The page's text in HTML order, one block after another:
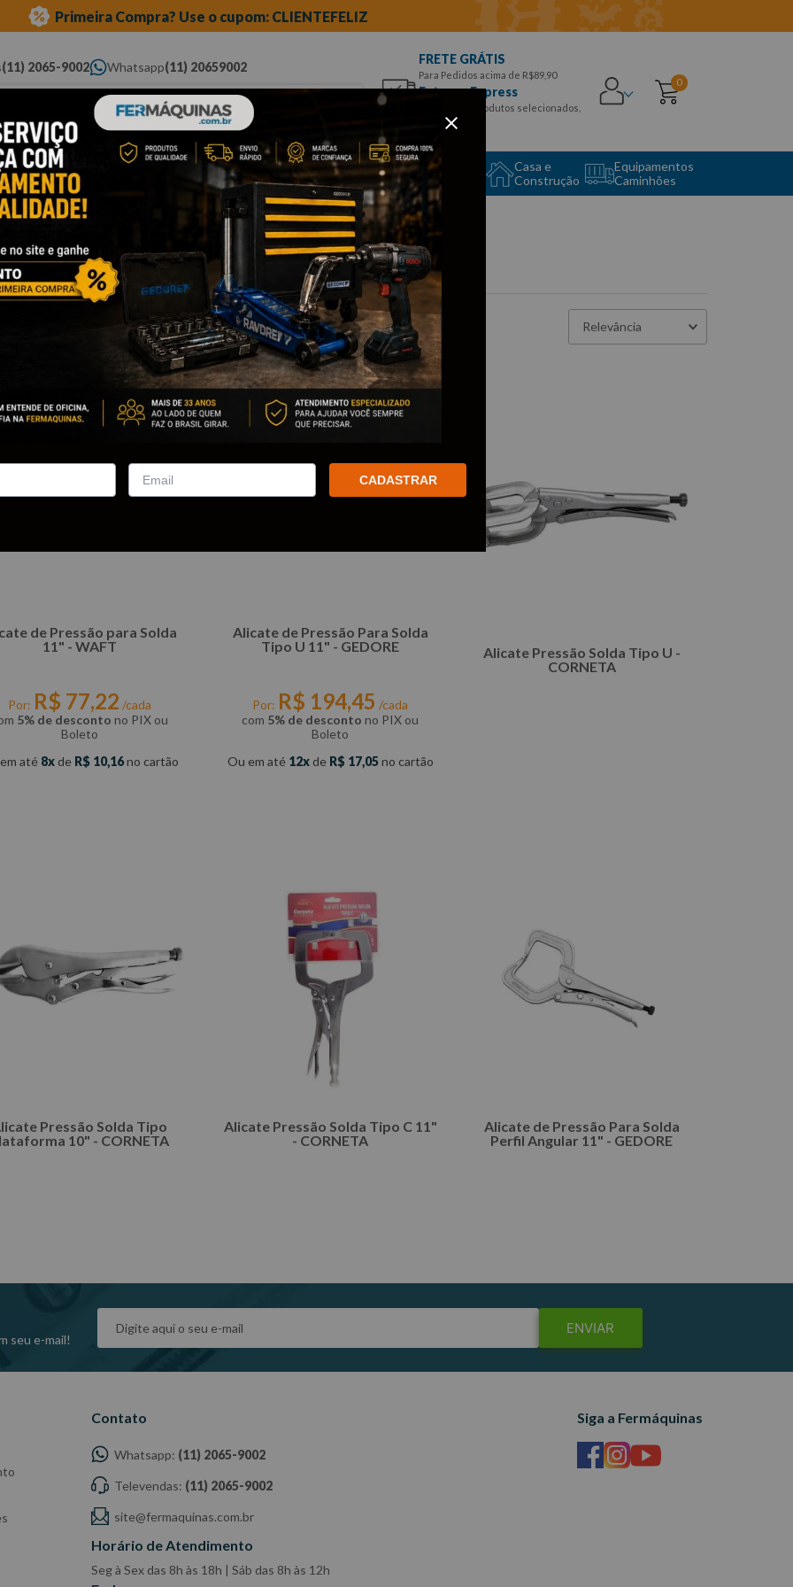
Primeira Compra? Use o cupom: CLIENTEFELIZ
(11) 2065-9002 Whatsapp(11) 20659002
você procura...
FRETE GRÁTIS
Para Pedidos acima de R$89,90
Entrega Express
para CEPS e produtos selecionados,
Aproveite!
0
Ferramentas
Ferramentas
Automotivas Especiais
Equipamento
Auto Center
Casa e
Construção
Equipamentos
Caminhões
e funilaria alicate para solda
Relevância
de Pressão para Solda
11" - WAFT
Por: R$ 77,22 /cada
5% de desconto no PIX ou
Boleto
até 8 de R$ 10,16no cartão
Alicate de Pressão Para Solda
Tipo U 11" - GEDORE
Por: R$ 194,45 /cada
com 5% de desconto no PIX ou
Boleto
Ou em até 12 de R$ 17,05no cartão
Alicate Pressão Solda Tipo U -
CORNETA
Pressão Solda Tipo
10" - CORNETA
Alicate Pressão Solda Tipo C 11"
- CORNETA
Alicate de Pressão Para Solda
Perfil Angular 11" - GEDORE
seu e-mail!
ENVIAR
Contato
Whatsapp: (11) 2065-9002
Televendas: (11) 2065-9002
site@fermaquinas.com.br
Horário de Atendimento
Seg à Sex das 8h às 18h | Sáb das 8h às 12h
Siga a Fermáquinas
CADASTRAR